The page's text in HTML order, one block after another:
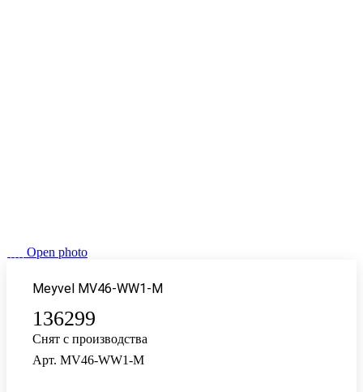
Open photo
Meyvel MV46-WW1-M
136299
Снят с производства
Арт. MV46-WW1-M